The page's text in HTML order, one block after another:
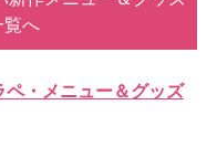
覧へ
ペ・メニュー＆グッズ